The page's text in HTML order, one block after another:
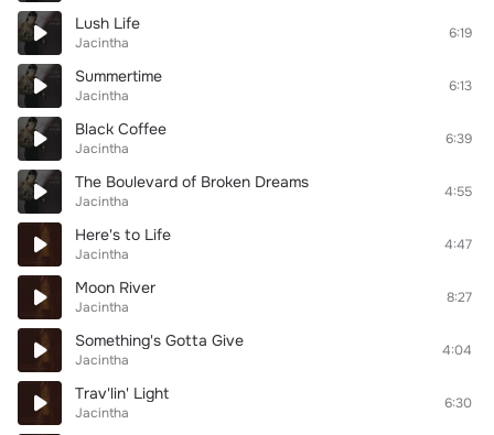
Lush Life
Jacintha
6:19
Summertime
Jacintha
6:13
Black Coffee
Jacintha
6:39
The Boulevard of Broken Dreams
Jacintha
4:55
Here's to Life
Jacintha
4:47
Moon River
Jacintha
8:27
Something's Gotta Give
Jacintha
4:04
Trav'lin' Light
Jacintha
6:30